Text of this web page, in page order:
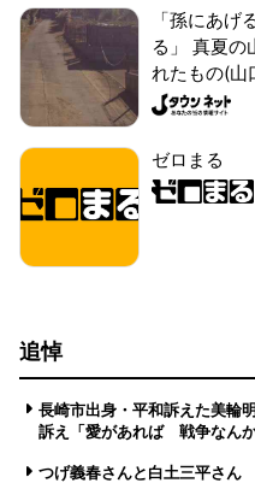
「孫にあ
る」 真夏の
れたもの(山
ゼロまる
追悼
長崎市出身・平和訴えた美輪
訴え「愛があれば 戦争なんか
つげ義春さんと白土三平さん